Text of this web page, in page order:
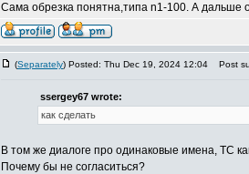
Сама обрезка понятна,типа n1-100. А дальше
(Separately) Posted: Thu Dec 19, 2024 12:04 Post
ssergey67 wrote:
как сделать
В том же диалоге про одинаковые имена, TC
Почему бы не согласиться?